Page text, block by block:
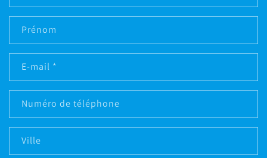
Prénom
E-mail *
Numéro de téléphone
Ville